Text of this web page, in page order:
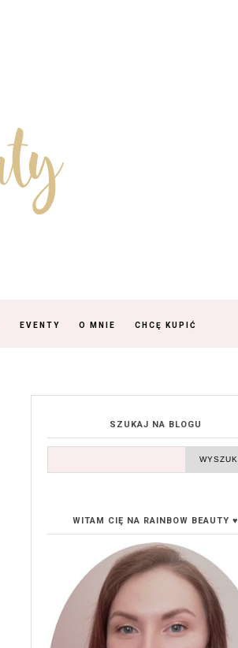
EVENTY O MNIE CHCĘ KUPIĆ
SZUKAJ NA BLOGU
WITAM CIĘ NA RAINBOW BEAUTY ♥